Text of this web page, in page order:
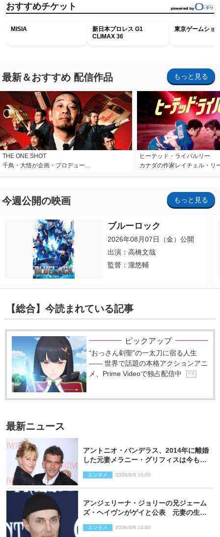
おすすめチケット
MISIA
新日本プロレス G1
CLIMAX 36
東京ゲームショ
最新＆おすすめ 配信作品 もっと見る
THE ONE SHOT
千鳥・大悟が企画・プロデュー…
ヒーテッド・ライバルリー
カナダの作家レイチェル・リ
今週公開の映画 もっと見る
ブルーロック
2026年08月07日（金）公開
出演：高橋文哉
監督：瀧悠輔
【総合】今読まれている記事
ピックアップ
“おっさん剣聖”の一太刀に宿る人生
―― 世界で話題の本格アクションアニ
メ、Prime Videoで独占配信中
P R
最新ニュース
アントニオ・バンデラス、2014年に離婚
した元妻メラニー・グリフィスは今も
エンタメ 2026/8/8 15:00
アンジェリーナ・ジョリーの兄ジェーム
ズ・ヘイヴンがゲイと公表 元妻の生配
エンタメ 2026/8/8 14:00